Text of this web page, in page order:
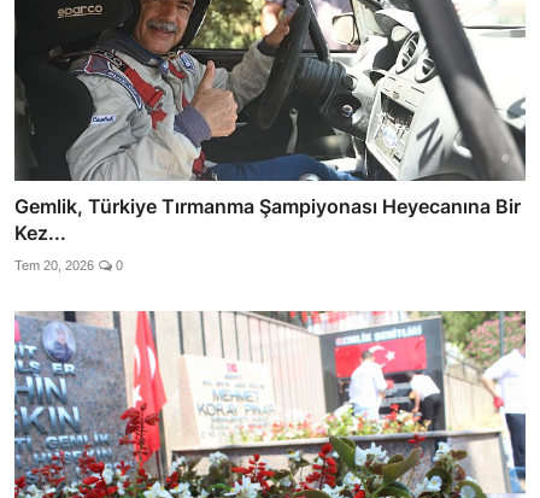
Gemlik, Türkiye Tırmanma Şampiyonası Heyecanına Bir
Kez...
Tem 20, 2026 0